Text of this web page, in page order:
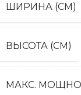
ШИРИНА (СМ)
ВЫСОТА (СМ)
МАКС.